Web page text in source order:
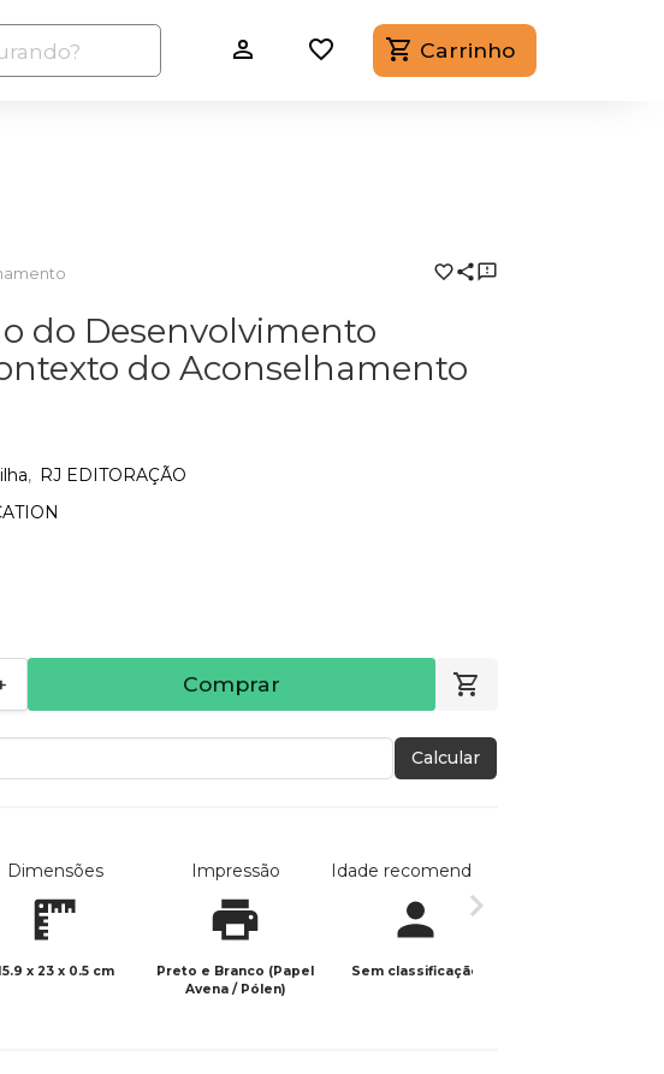
Carrinho
do Desenvolvimento
do Aconselhamento
RJ EDITORAÇÃO
Comprar
Calcular
Dimensões
x 23 x 0.5 cm
Impressão
Preto e Branco (Papel
Avena / Pólen)
Idade recomendada
Sem classificação